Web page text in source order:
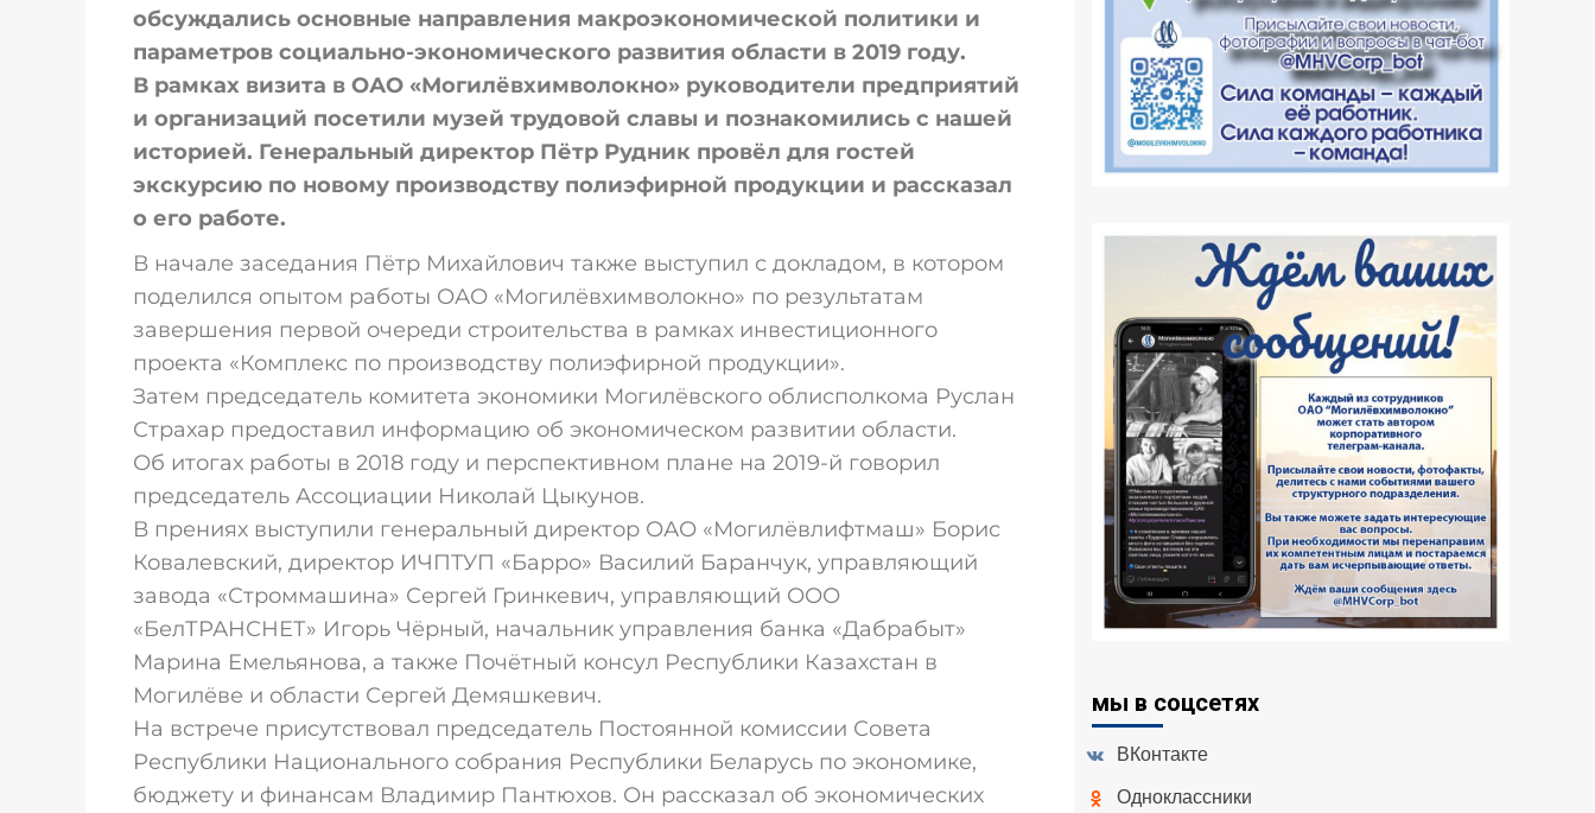
обсуждались основные направления макроэкономической политики и
параметров социально-экономического развития области в 2019 году.
В рамках визита в ОАО «Могилёвхимволокно» руководители предприятий
и организаций посетили музей трудовой славы и познакомились с нашей
историей. Генеральный директор Пётр Рудник провёл для гостей
экскурсию по новому производству полиэфирной продукции и рассказал
о его работе.
В начале заседания Пётр Михайлович также выступил с докладом, в котором
поделился опытом работы ОАО «Могилёвхимволокно» по результатам
завершения первой очереди строительства в рамках инвестиционного
проекта «Комплекс по производству полиэфирной продукции».
Затем председатель комитета экономики Могилёвского облисполкома Руслан
Страхар предоставил информацию об экономическом развитии области.
Об итогах работы в 2018 году и перспективном плане на 2019-й говорил
председатель Ассоциации Николай Цыкунов.
В прениях выступили генеральный директор ОАО «Могилёвлифтмаш» Борис
Ковалевский, директор ИЧПТУП «Барро» Василий Баранчук, управляющий
завода «Строммашина» Сергей Гринкевич, управляющий ООО
«БелТРАНСНЕТ» Игорь Чёрный, начальник управления банка «Дабрабыт»
Марина Емельянова, а также Почётный консул Республики Казахстан в
Могилёве и области Сергей Демяшкевич.
На встрече присутствовал председатель Постоянной комиссии Совета
Республики Национального собрания Республики Беларусь по экономике,
бюджету и финансам Владимир Пантюхов. Он рассказал об экономических
мы в соцсетях
ВКонтакте
Одноклассники